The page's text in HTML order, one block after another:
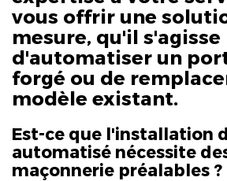
vous offrir une
mesure, qu'il s'agisse
d'automatiser un
forgé ou de
modèle existant.
Est-ce que l'installation
automatisé nécessite
maçonnerie préalables ?